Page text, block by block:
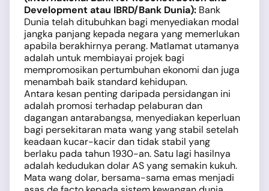
Development atau IBRD/Bank Dunia): Bank
Dunia telah ditubuhkan bagi menyediakan modal
jangka panjang kepada negara yang memerlukan
apabila berakhirnya perang. Matlamat utamanya
adalah untuk membiayai projek bagi
mempromosikan pertumbuhan ekonomi dan juga
menambah baik standard kehidupan.
Antara kesan penting daripada persidangan ini
adalah promosi terhadap pelaburan dan
dagangan antarabangsa, menyediakan keperluan
bagi persekitaran mata wang yang stabil setelah
keadaan kucar-kacir dan tidak stabil yang
berlaku pada tahun 1930-an. Satu lagi hasilnya
adalah kedudukan dolar AS yang semakin kukuh.
Mata wang dolar, bersama-sama emas menjadi